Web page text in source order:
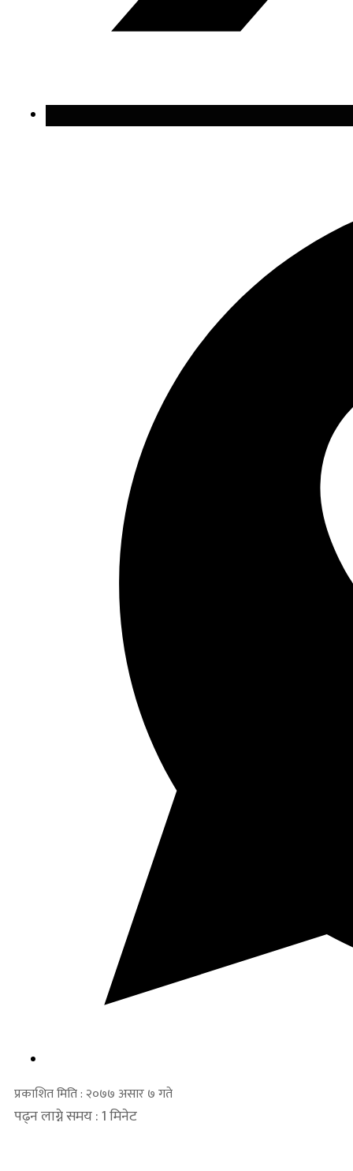
प्रकाशित मिति : २०७७ असार ७ गते
पढ्न लाग्ने समय : 1 मिनेट